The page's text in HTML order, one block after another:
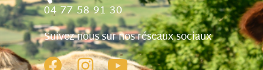
04 77 58 91 30
Suivez nous sur nos réseaux sociaux